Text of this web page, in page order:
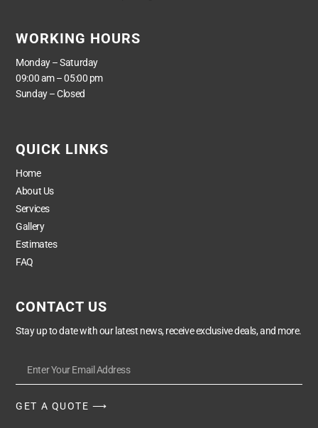
WORKING HOURS
Monday – Saturday
09:00 am – 05:00 pm
Sunday – Closed
QUICK LINKS
Home
About Us
Services
Gallery
Estimates
FAQ
CONTACT US
Stay up to date with our latest news, receive exclusive deals, and more.
GET A QUOTE ⟶